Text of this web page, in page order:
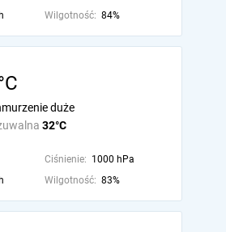
Wilgotność: 84%
32°C
duże
Ciśnienie: 1000 hPa
Wilgotność: 83%